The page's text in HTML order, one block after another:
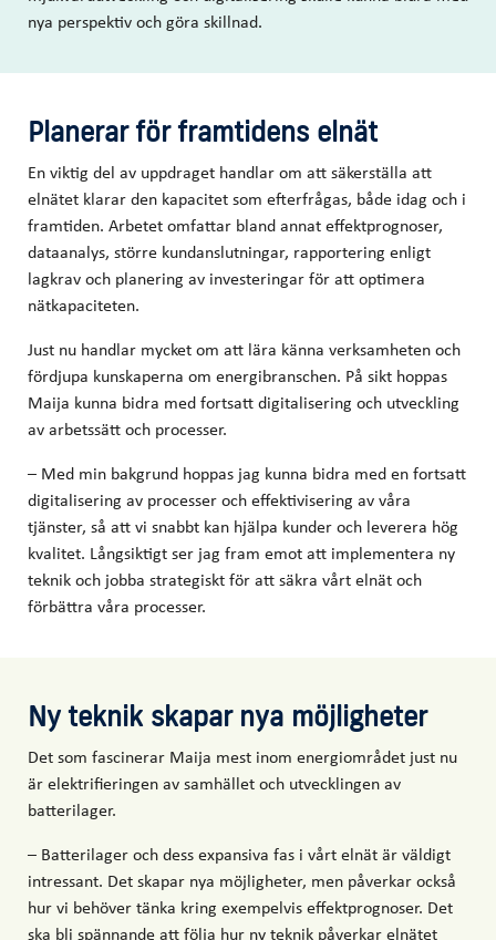
nya perspektiv och göra skillnad.
Planerar för framtidens elnät
En viktig del av uppdraget handlar om att säkerställa att
elnätet klarar den kapacitet som efterfrågas, både idag och i
framtiden. Arbetet omfattar bland annat effektprognoser,
dataanalys, större kundanslutningar, rapportering enligt
lagkrav och planering av investeringar för att optimera
nätkapaciteten.
Just nu handlar mycket om att lära känna verksamheten och
fördjupa kunskaperna om energibranschen. På sikt hoppas
Maija kunna bidra med fortsatt digitalisering och utveckling
av arbetssätt och processer.
– Med min bakgrund hoppas jag kunna bidra med en fortsatt
digitalisering av processer och effektivisering av våra
tjänster, så att vi snabbt kan hjälpa kunder och leverera hög
kvalitet. Långsiktigt ser jag fram emot att implementera ny
teknik och jobba strategiskt för att säkra vårt elnät och
förbättra våra processer.
Ny teknik skapar nya möjligheter
Det som fascinerar Maija mest inom energiområdet just nu
är elektrifieringen av samhället och utvecklingen av
batterilager.
– Batterilager och dess expansiva fas i vårt elnät är väldigt
intressant. Det skapar nya möjligheter, men påverkar också
hur vi behöver tänka kring exempelvis effektprognoser. Det
ska bli spännande att följa hur ny teknik påverkar elnätet